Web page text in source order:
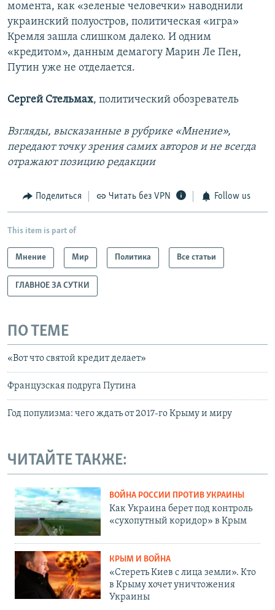
момента, как «зеленые человечки» наводнили
украинский полуостров, политическая «игра»
Кремля зашла слишком далеко. И одним
«кредитом», данным демагогу Марин Ле Пен,
Путин уже не отделается.
Сергей Стельмах, политический обозреватель
Взгляды, высказанные в рубрике «Мнение»,
передают точку зрения самих авторов и не всегда
отражают позицию редакции
Поделиться Читать без VPN Follow us
This item is part of
Мнение Мир Политика Все статьи
ГЛАВНОЕ ЗА СУТКИ
ПО ТЕМЕ
«Вот что святой кредит делает»
Французская подруга Путина
Год популизма: чего ждать от 2017-го Крыму и миру
ЧИТАЙТЕ ТАКЖЕ:
ВОЙНА РОССИИ ПРОТИВ УКРАИНЫ
Как Украина берет под контроль
«сухопутный коридор» в Крым
КРЫМ И ВОЙНА
«Стереть Киев с лица земли». Кто
в Крыму хочет уничтожения
Украины